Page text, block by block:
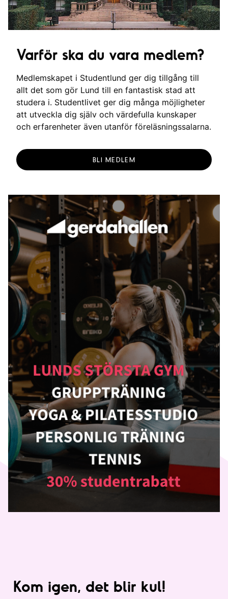
Varför ska du vara medlem?
Medlemskapet i Studentlund ger dig tillgång till
allt det som gör Lund till en fantastisk stad att
studera i. Studentlivet ger dig många möjligheter
att utveckla dig själv och värdefulla kunskaper
och erfarenheter även utanför föreläsningssalarna.
BLI MEDLEM
Kom igen, det blir kul!